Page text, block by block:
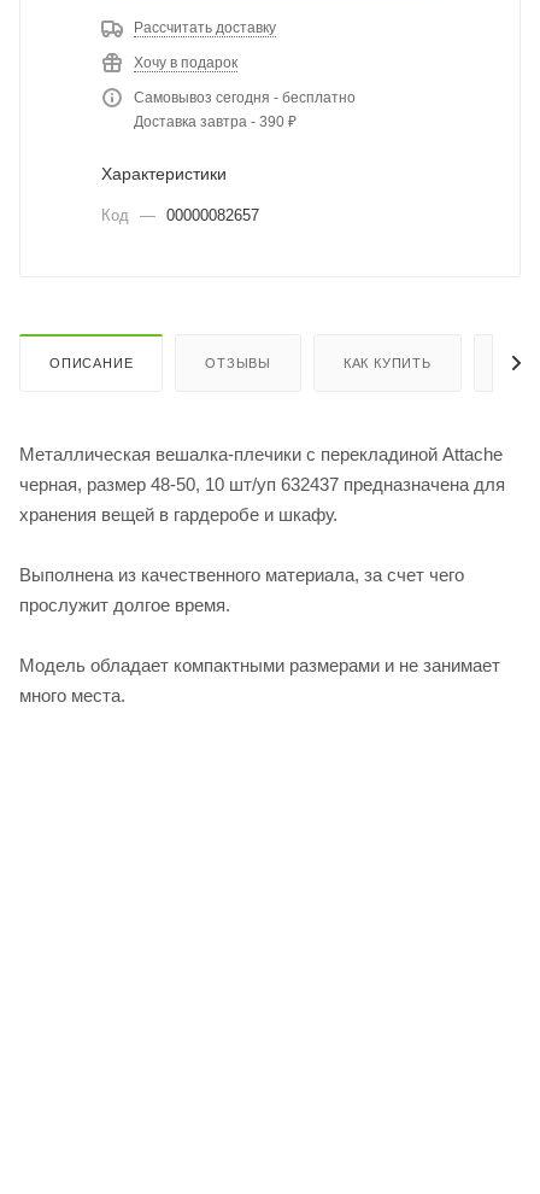
Рассчитать доставку
Хочу в подарок
Самовывоз сегодня - бесплатно
Доставка завтра - 390 ₽
Характеристики
Код — 00000082657
ОПИСАНИЕ ОТЗЫВЫ КАК КУПИТЬ
Металлическая вешалка-плечики с перекладиной Attache
черная, размер 48-50, 10 шт/уп 632437 предназначена для
хранения вещей в гардеробе и шкафу.
Выполнена из качественного материала, за счет чего
прослужит долгое время.
Модель обладает компактными размерами и не занимает
много места.